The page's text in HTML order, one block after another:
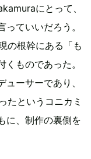
にとって、
ていいだろう。
の根幹にある「も
ものであった。
ューサーであり、
たというコニカミ
に、制作の裏側を